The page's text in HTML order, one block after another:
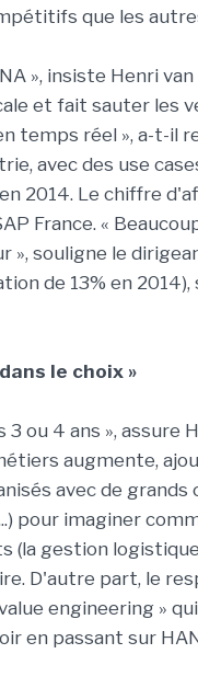
que les
», insiste Henri
et fait sauter les
temps réel », a-t-il
avec des use
2014. Le chiffre
France. «
souligne le
de 13% en
le choix »
ou 4 ans », assure
augmente,
avec de
pour imaginer
(la gestion
D'autre part, le
engineering »
en passant sur